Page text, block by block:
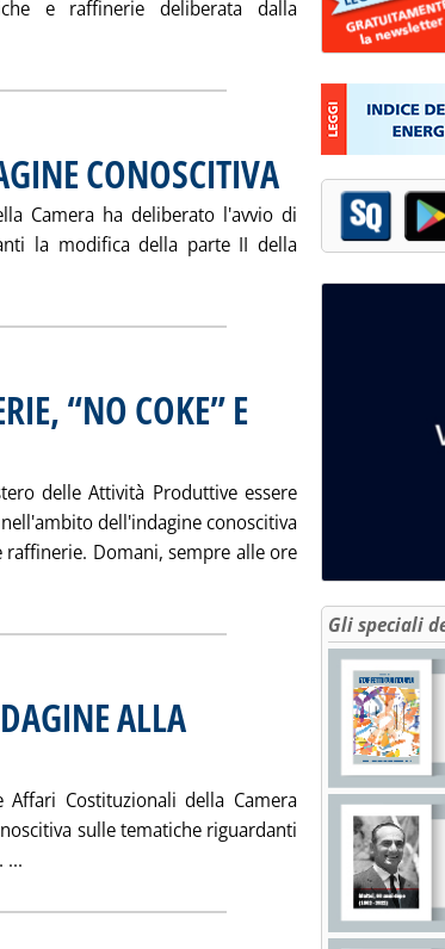
e raffinerie deliberata dalla
notizia: 'CENTRALI-RAFFINERIE, SLITTA AUDIZIONE
CONOSCITIVA . Pubblicata giovedì 13
Camera ha deliberato l'avvio di
la modifica della parte II della
“NO COKE” E
delle Attività Produttive essere
dell'indagine conoscitiva
Domani, sempre alle ore
notizia: 'INDAGINE CENTRALI-RAFFINERIE, “NO
ALLA
Costituzionali della Camera
sulle tematiche riguardanti
... Leggi tutta la notizia: 'FEDERALISMO, PROPOSTA
Gli speciali